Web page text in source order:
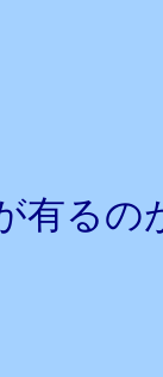
有る